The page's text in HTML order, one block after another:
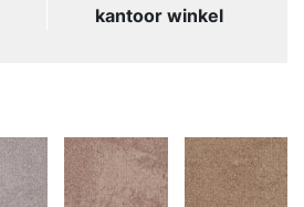
kantoor winkel